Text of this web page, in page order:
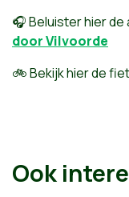
🎧 Beluister hier
door Vilvoorde
🚲 Bekijk hier de
Ook